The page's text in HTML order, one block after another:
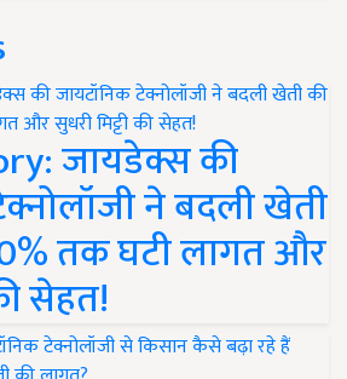
जायडेक्स की
ने बदली खेती
तक घटी लागत और
सेहत!